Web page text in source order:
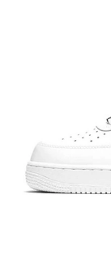
force еще
ежедневного
молодых и для
лучшие.
ЧТО
подошва с